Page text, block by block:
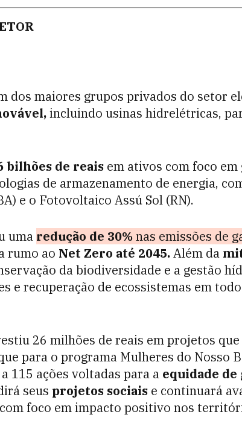
dos maiores grupos privados do setor
incluindo usinas hidrelétricas,
bilhões de reais em ativos com foco
de armazenamento de energia,
e o Fotovoltaico Assú Sol (RN).
uma redução de 30% nas emissões de
rumo ao Net Zero até 2045.Além da
da biodiversidade e a gestão
e recuperação de ecossistemas em
26 milhões de reais em projetos
para o programa Mulheres do Nosso
115 ações voltadas para a equidade de
seus projetos sociais e continuará
foco em impacto positivo nos